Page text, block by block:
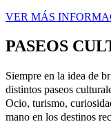
VER MÁS
PASEOS
Siempre en la idea de
distintos paseos
Ocio, turismo,
mano en los destinos